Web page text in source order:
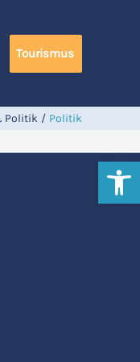
Tourismus
Politik Politik